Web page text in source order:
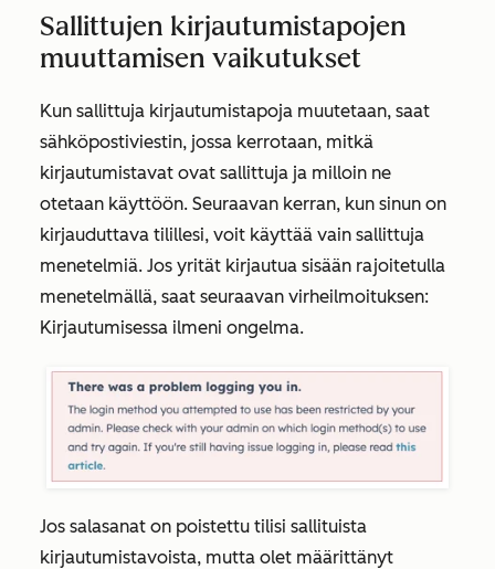
Sallittujen kirjautumistapojen
muuttamisen vaikutukset
Kun sallittuja kirjautumistapoja muutetaan, saat
sähköpostiviestin, jossa kerrotaan, mitkä
kirjautumistavat ovat sallittuja ja milloin ne
otetaan käyttöön. Seuraavan kerran, kun sinun on
kirjauduttava tilillesi, voit käyttää vain sallittuja
menetelmiä. Jos yrität kirjautua sisään rajoitetulla
menetelmällä, saat seuraavan virheilmoituksen:
Kirjautumisessa ilmeni ongelma.
Jos salasanat on poistettu tilisi sallituista
kirjautumistavoista, mutta olet määrittänyt